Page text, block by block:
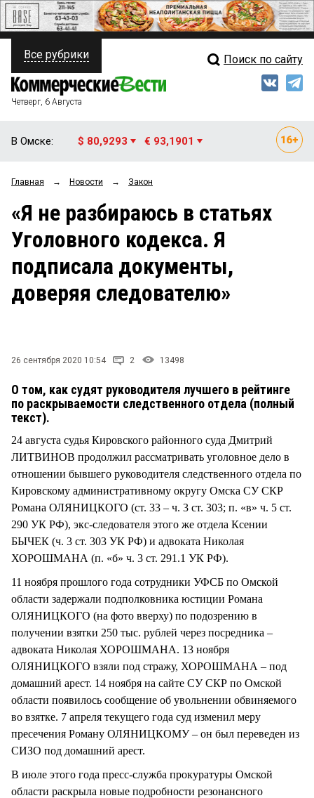
ПОЛИТИКА
ФИНАНСЫ
ОБЩЕСТВО
ЗАКОН
Свежий выпуск
Рейтинги
Блоги
Архив
Все рубрики Поиск по сайту
Четверг, 6 Августа
В Омске: $ 80,9293 € 93,1901
Главная → Новости → Закон
«Я не разбираюсь в статьях
Уголовного кодекса. Я
подписала документы,
доверяя следователю»
26 сентября 2020 10:54 2 13498
О том, как судят руководителя лучшего в рейтинге
по раскрываемости следственного отдела (полный
текст).
24 августа судья Кировского районного суда Дмитрий
ЛИТВИНОВ продолжил рассматривать уголовное дело в
отношении бывшего руководителя следственного отдела по
Кировскому административному округу Омска СУ СКР
Романа ОЛЯНИЦКОГО (ст. 33 – ч. 3 ст. 303; п. «в» ч. 5 ст.
290 УК РФ), экс-следователя этого же отдела Ксении
БЫЧЕК (ч. 3 ст. 303 УК РФ) и адвоката Николая
ХОРОШМАНА (п. «б» ч. 3 ст. 291.1 УК РФ).
11 ноября прошлого года сотрудники УФСБ по Омской
области задержали подполковника юстиции Романа
ОЛЯНИЦКОГО (на фото вверху) по подозрению в
получении взятки 250 тыс. рублей через посредника –
адвоката Николая ХОРОШМАНА. 13 ноября
ОЛЯНИЦКОГО взяли под стражу, ХОРОШМАНА – под
домашний арест. 14 ноября на сайте СУ СКР по Омской
области появилось сообщение об увольнении обвиняемого
во взятке. 7 апреля текущего года суд изменил меру
пресечения Роману ОЛЯНИЦКОМУ – он был переведен из
СИЗО под домашний арест.
В июле этого года пресс-служба прокуратуры Омской
области раскрыла новые подробности резонансного